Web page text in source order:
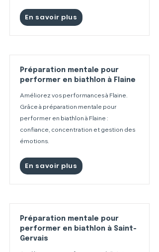
En savoir plus
Préparation mentale pour
performer en biathlon à Flaine
Améliorez vos performances à Flaine.
Grâce à préparation mentale pour
performer en biathlon à Flaine :
confiance, concentration et gestion des
émotions.
En savoir plus
Préparation mentale pour
performer en biathlon à Saint-
Gervais